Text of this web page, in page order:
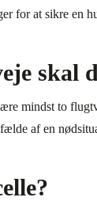
for at sikre en
skal
mindst to
af en